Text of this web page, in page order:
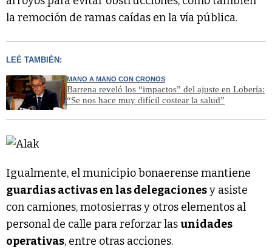
la remoción de ramas caídas en la vía pública.
LEÉ TAMBIÉN:
MANO A MANO CON CRONOS
Barrena reveló los “impactos” del ajuste en Lobería:
“Se nos hace muy difícil costear la salud”
Igualmente, el municipio bonaerense mantiene
guardias activas en las delegacionesy asiste
con camiones, motosierras y otros elementos al
personal de calle para reforzar lasunidades
operativas, entre otras acciones.